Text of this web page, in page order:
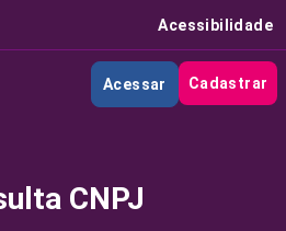
Acessibilidade
Acessar Cadastrar
CNPJ